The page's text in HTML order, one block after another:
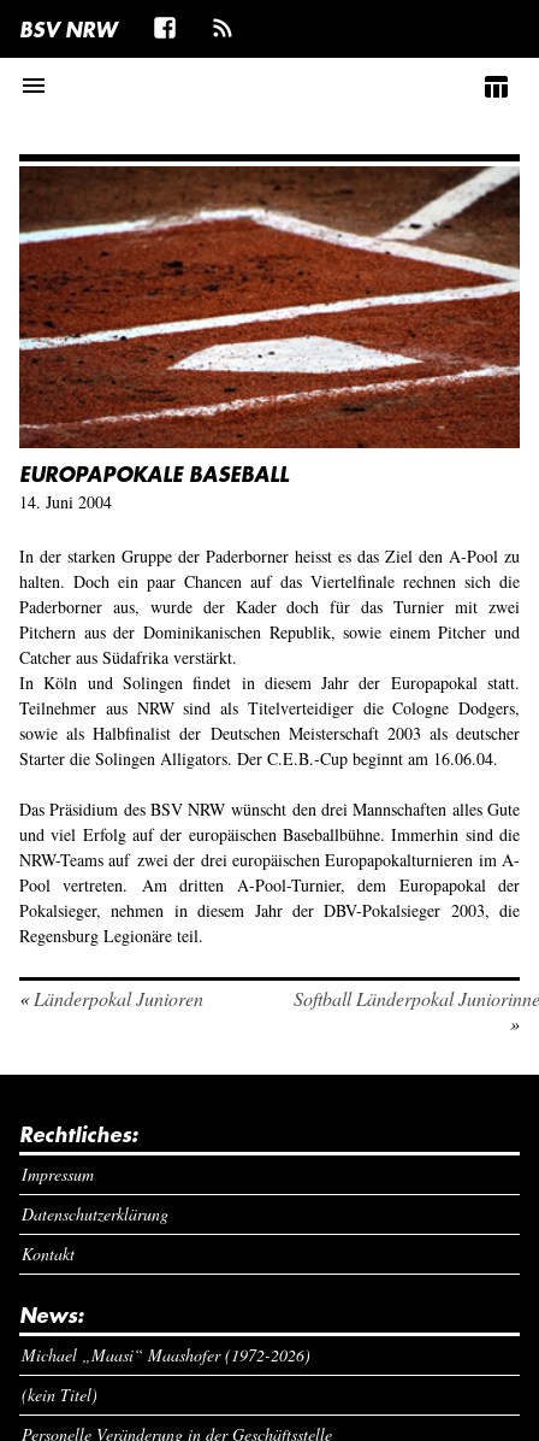
BSV NRW
menu
table_chart
EUROPAPOKALE BASEBALL
14. Juni 2004
In der starken Gruppe der Paderborner heisst es das Ziel den A-Pool zu
halten. Doch ein paar Chancen auf das Viertelfinale rechnen sich die
Paderborner aus, wurde der Kader doch für das Turnier mit zwei
Pitchern aus der Dominikanischen Republik, sowie einem Pitcher und
Catcher aus Südafrika verstärkt.
In Köln und Solingen findet in diesem Jahr der Europapokal statt.
Teilnehmer aus NRW sind als Titelverteidiger die Cologne Dodgers,
sowie als Halbfinalist der Deutschen Meisterschaft 2003 als deutscher
Starter die Solingen Alligators. Der C.E.B.-Cup beginnt am 16.06.04.
Das Präsidium des BSV NRW wünscht den drei Mannschaften alles Gute
und viel Erfolg auf der europäischen Baseballbühne. Immerhin sind die
NRW-Teams auf zwei der drei europäischen Europapokalturnieren im A-
Pool vertreten. Am dritten A-Pool-Turnier, dem Europapokal der
Pokalsieger, nehmen in diesem Jahr der DBV-Pokalsieger 2003, die
Regensburg Legionäre teil.
«Länderpokal Junioren
Softball Länderpokal
»
Rechtliches:
Impressum
Datenschutzerklärung
Kontakt
News:
Michael „Maasi“ Maashofer (1972-2026)
(kein Titel)
Personelle Veränderung in der Geschäftsstelle